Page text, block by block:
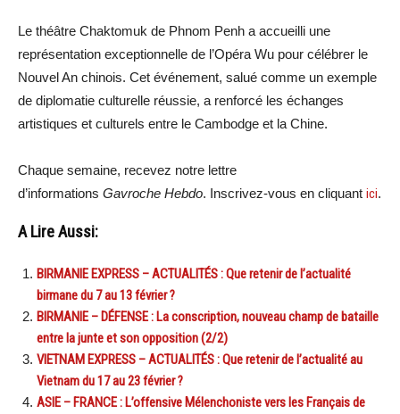
Le théâtre Chaktomuk de Phnom Penh a accueilli une
représentation exceptionnelle de l’Opéra Wu pour célébrer le
Nouvel An chinois. Cet événement, salué comme un exemple
de diplomatie culturelle réussie, a renforcé les échanges
artistiques et culturels entre le Cambodge et la Chine.
Chaque semaine, recevez notre lettre
d’informations Gavroche Hebdo. Inscrivez-vous en cliquant ici.
A Lire Aussi:
BIRMANIE EXPRESS – ACTUALITÉS : Que retenir de l’actualité
birmane du 7 au 13 février ?
BIRMANIE – DÉFENSE : La conscription, nouveau champ de bataille
entre la junte et son opposition (2/2)
VIETNAM EXPRESS – ACTUALITÉS : Que retenir de l’actualité au
Vietnam du 17 au 23 février ?
ASIE – FRANCE : L’offensive Mélenchoniste vers les Français de